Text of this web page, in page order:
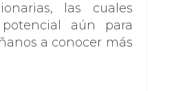
las cuales
aún para
a conocer más